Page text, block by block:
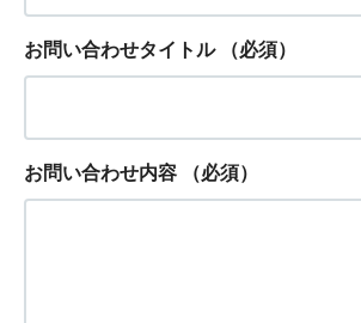
お問い合わせタイトル （必須）
お問い合わせ内容 （必須）